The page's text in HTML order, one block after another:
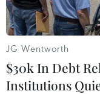
JG Wentworth
$30k In Debt
Institutions